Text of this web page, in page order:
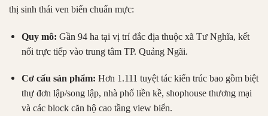
thị sinh thái ven biển chuẩn mực:
Quy mô: Gần 94 ha tại vị trí đắc địa thuộc xã Tư Nghĩa, kết
nối trực tiếp vào trung tâm TP. Quảng Ngãi.
Cơ cấu sản phẩm: Hơn 1.111 tuyệt tác kiến trúc bao gồm biệt
thự đơn lập/song lập, nhà phố liền kề, shophouse thương mại
và các block căn hộ cao tầng view biển.